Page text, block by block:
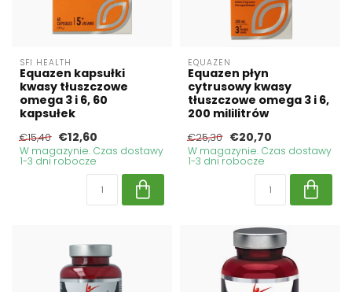
SFI HEALTH
Equazen kapsułki
kwasy tłuszczowe
omega 3 i 6, 60
kapsułek
€15,40 €12,60
W magazynie. Czas dostawy
1-3 dni robocze
EQUAZEN
Equazen płyn
cytrusowy kwasy
tłuszczowe omega 3 i 6,
200 mililitrów
€25,30 €20,70
W magazynie. Czas dostawy
1-3 dni robocze